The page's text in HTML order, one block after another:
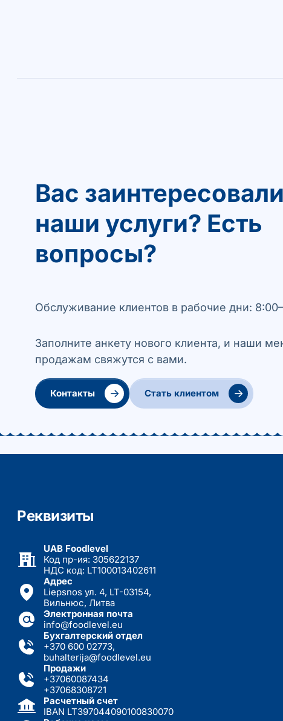
Вас заинтересовали
наши услуги? Есть
вопросы?
Обслуживание клиентов в рабочие дни:
Заполните анкету нового клиента, и наши
продажам свяжутся с вами.
Контакты → Стать клиентом →
Реквизиты
UAB Foodlevel
Код пр-ия: 305622137
НДС код: LT100013402611
Адрес
Liepsnos ул. 4, LT-03154,
Вильнюс, Литва
Электронная почта
info@foodlevel.eu
Бухгалтерский отдел
+370 600 02773,
buhalterija@foodlevel.eu
Продажи
+37060087434
+37068308721
Расчетный счет
IBAN LT397044090100830070